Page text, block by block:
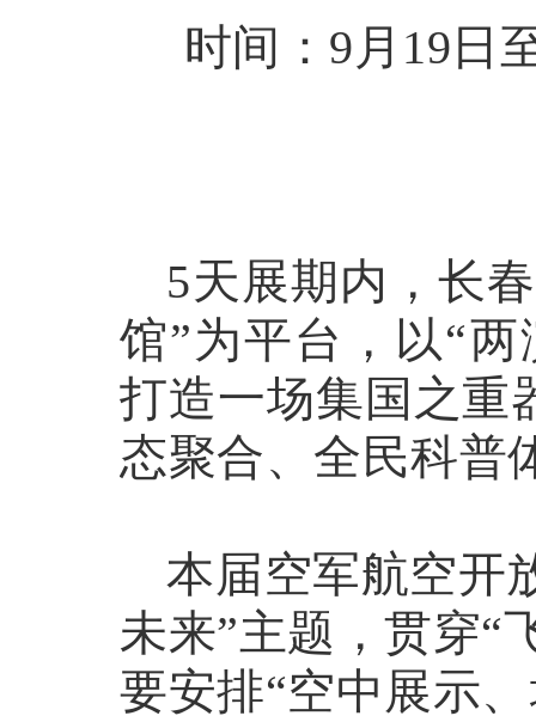
时间： 9月19日
5天展期内，长
馆”为平台，以“
打造一场集国之重
态聚合、全民科普
本届空军航空开
未来”主题，贯穿“
要安排“空中展示